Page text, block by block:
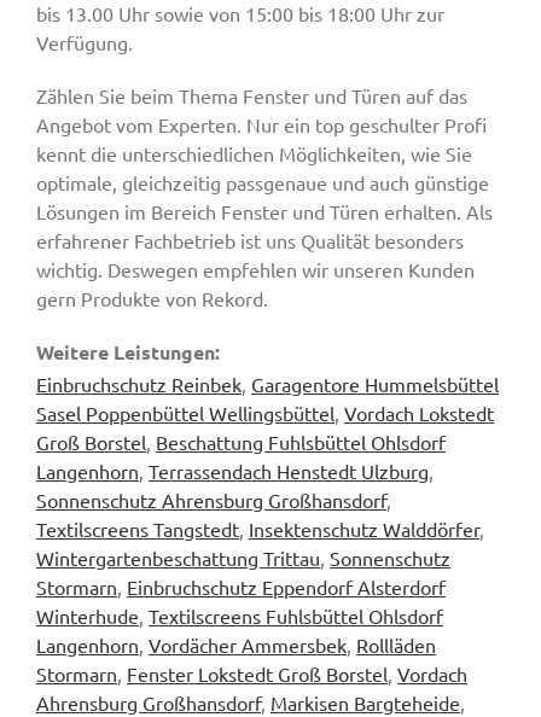
bis 13.00 Uhr sowie von 15:00 bis 18:00 Uhr zur
Verfügung.
Zählen Sie beim Thema Fenster und Türen auf das
Angebot vom Experten. Nur ein top geschulter Profi
kennt die unterschiedlichen Möglichkeiten, wie Sie
optimale, gleichzeitig passgenaue und auch günstige
Lösungen im Bereich Fenster und Türen erhalten. Als
erfahrener Fachbetrieb ist uns Qualität besonders
wichtig. Deswegen empfehlen wir unseren Kunden
gern Produkte von Rekord.
Weitere Leistungen:
Einbruchschutz Reinbek, Garagentore Hummelsbüttel
Sasel Poppenbüttel Wellingsbüttel, Vordach Lokstedt
Groß Borstel, Beschattung Fuhlsbüttel Ohlsdorf
Langenhorn, Terrassendach Henstedt Ulzburg,
Sonnenschutz Ahrensburg Großhansdorf,
Textilscreens Tangstedt, Insektenschutz Walddörfer,
Wintergartenbeschattung Trittau, Sonnenschutz
Stormarn, Einbruchschutz Eppendorf Alsterdorf
Winterhude, Textilscreens Fuhlsbüttel Ohlsdorf
Langenhorn, Vordächer Ammersbek, Rollläden
Stormarn, Fenster Lokstedt Groß Borstel, Vordach
Ahrensburg Großhansdorf, Markisen Bargteheide,